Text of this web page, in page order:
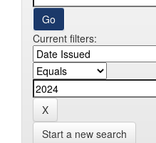
Current filters:
Start a new search